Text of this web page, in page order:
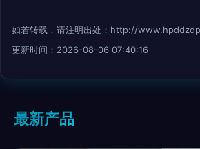
如若转载，请注明出处：http://
更新时间：2026-08-06 07:40:16
最新产品